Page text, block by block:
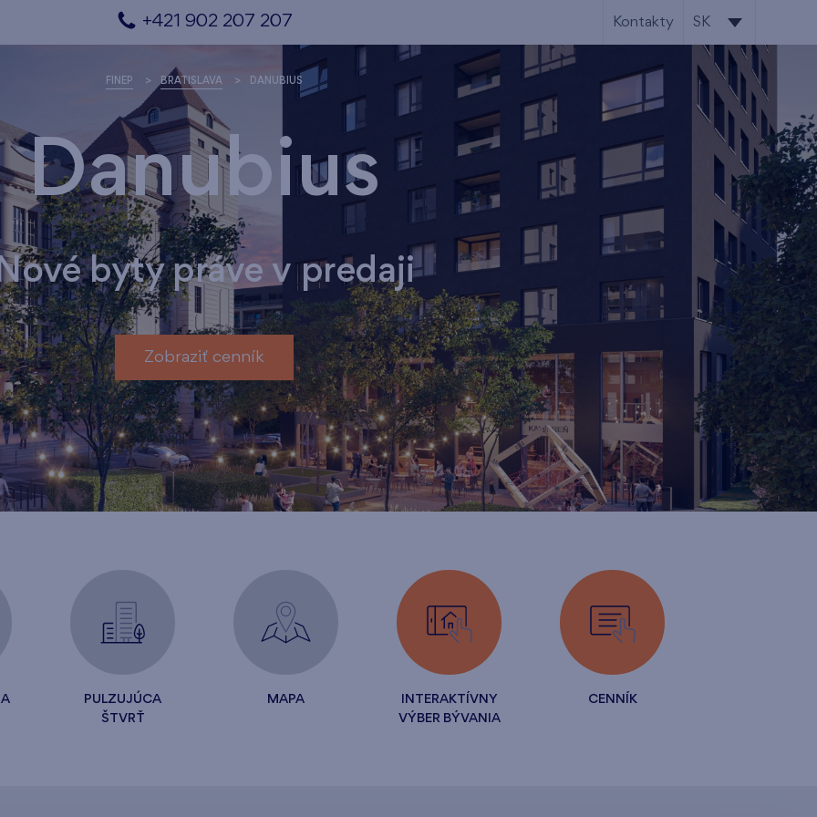
+421 902 207 207 Kontakty SK
SK
EN
Danubius
byty práve v predaji
Zobraziť cenník
FINEP BRATISLAVA DANUBIUS
PULZUJÚCA
ŠTVRŤ
MAPA
INTERAKTÍVNY
VÝBER BÝVANIA
CENNÍK